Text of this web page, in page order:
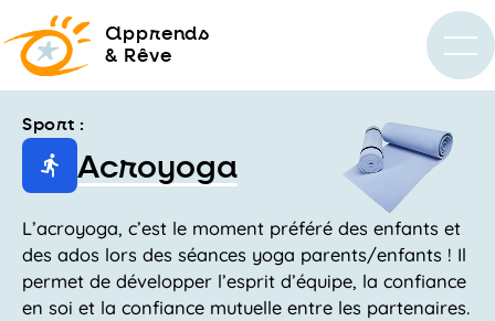
apprends
& Rêve
Sport :
Acroyoga
L’acroyoga, c’est le moment préféré des enfants et
des ados lors des séances yoga parents/enfants ! Il
permet de développer l’esprit d’équipe, la confiance
en soi et la confiance mutuelle entre les partenaires.